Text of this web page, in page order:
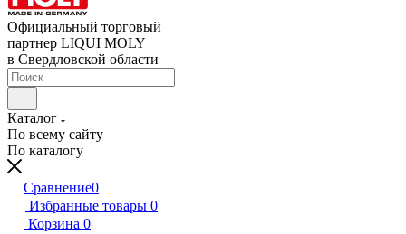
Официальный торговый
партнер LIQUI MOLY
в Свердловской области
Каталог
По всему сайту
По каталогу
Сравнение0
Избранные товары 0
Корзина 0